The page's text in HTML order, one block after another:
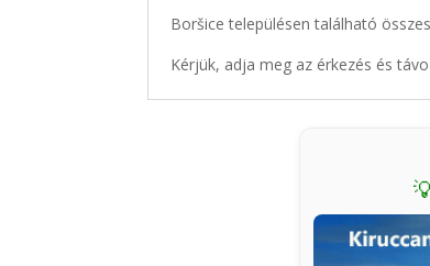
Boršice településen található
Kérjük, adja meg az érkezés és